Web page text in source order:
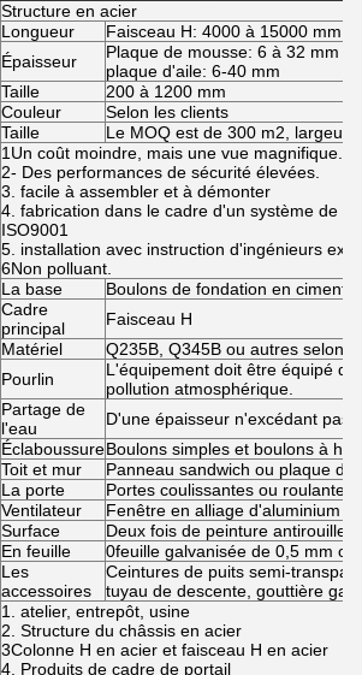
Structure en acier
Longueur
Faisceau H: 4000 à 15000 mm
Épaisseur
Plaque de mousse: 6 à 32 mm
plaque d'aile: 6-40 mm
Taille
200 à 1200 mm
Couleur
Selon les clients
Taille
Le MOQ est de 300 m2, largeur
1Un coût moindre, mais une vue magnifique.
2- Des performances de sécurité élevées.
3. facile à assembler et à démonter
4. fabrication dans le cadre d'un système de
ISO9001
5. installation avec instruction d'ingénieurs
6Non polluant.
La base
Boulons de fondation en ciment
Cadre
principal
Faisceau H
Matériel
Q235B, Q345B ou autres selon
Pourlin
L'équipement doit être équipé
pollution atmosphérique.
Partage de
l'eau
D'une épaisseur n'excédant pas
ÉclaboussureBoulons simples et boulons à
Toit et mur
Panneau sandwich ou plaque de
La porte
Portes coulissantes ou roulantes
Ventilateur
Fenêtre en alliage d'aluminium
Surface
Deux fois de peinture antirouille
En feuille
0feuille galvanisée de 0,5 mm
Les
accessoires
Ceintures de puits semi-
tuyau de descente, gouttière
1. atelier, entrepôt, usine
2. Structure du châssis en acier
3Colonne H en acier et faisceau H en acier
4. Produits de cadre de portail